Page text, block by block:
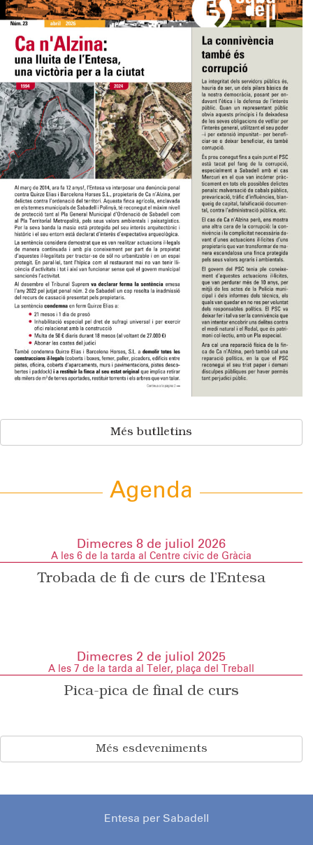
Més butlletins
Agenda
Dimecres 8 de juliol 2026
A les 6 de la tarda al Centre cívic de Gràcia
Trobada de fi de curs de l’Entesa
Dimecres 2 de juliol 2025
A les 7 de la tarda al Teler, plaça del Treball
Pica-pica de final de curs
Més esdeveniments
Entesa per Sabadell